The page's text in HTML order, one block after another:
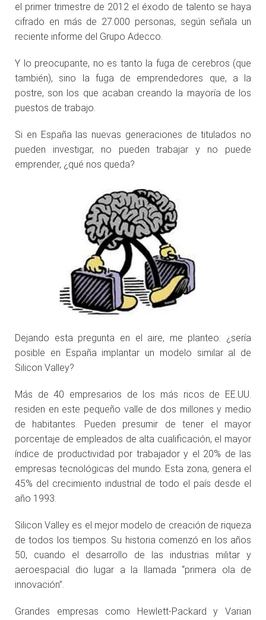
el primer trimestre de 2012 el éxodo de talento se haya
cifrado en más de 27.000 personas, según señala un
reciente informe del Grupo Adecco.
Y lo preocupante, no es tanto la fuga de cerebros (que
también), sino la fuga de emprendedores que, a la
postre, son los que acaban creando la mayoría de los
puestos de trabajo.
Si en España las nuevas generaciones de titulados no
pueden investigar, no pueden trabajar y no puede
emprender, ¿qué nos queda?
Dejando esta pregunta en el aire, me planteo: ¿sería
posible en España implantar un modelo similar al de
Silicon Valley?
Más de 40 empresarios de los más ricos de EE.UU.
residen en este pequeño valle de dos millones y medio
de habitantes. Pueden presumir de tener el mayor
porcentaje de empleados de alta cualificación, el mayor
índice de productividad por trabajador y el 20% de las
empresas tecnológicas del mundo. Esta zona, genera el
45% del crecimiento industrial de todo el país desde el
año 1993.
Silicon Valley es el mejor modelo de creación de riqueza
de todos los tiempos. Su historia comenzó en los años
50, cuando el desarrollo de las industrias militar y
aeroespacial dio lugar a la llamada “primera ola de
innovación”.
Grandes empresas como Hewlett-Packard y Varian